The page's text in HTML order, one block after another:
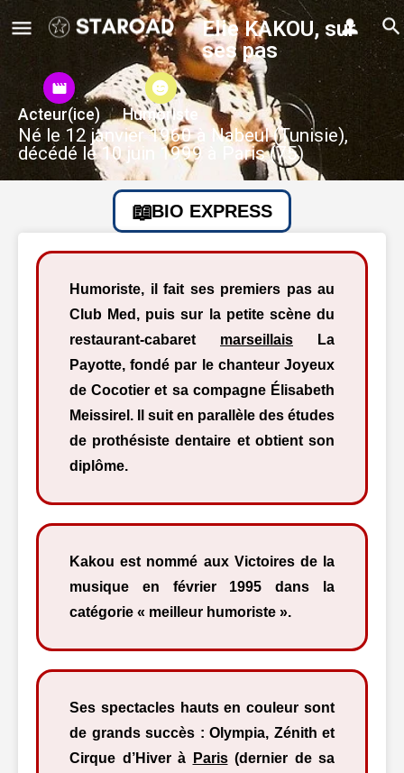
Elie KAKOU, sur
ses pas
Acteur(ice) Humoriste
Né le 12 janvier 1960 à Nabeul (Tunisie),
décédé le 10 juin 1999 à Paris (75)
BIO EXPRESS
Humoriste, il fait ses premiers pas au
Club Med, puis sur la petite scène du
restaurant-cabaret marseillais La
Payotte, fondé par le chanteur Joyeux
de Cocotier et sa compagne Élisabeth
Meissirel. Il suit en parallèle des études
de prothésiste dentaire et obtient son
diplôme.
Kakou est nommé aux Victoires de la
musique en février 1995 dans la
catégorie « meilleur humoriste ».
Ses spectacles hauts en couleur sont
de grands succès : Olympia, Zénith et
Cirque d’Hiver à
Paris(dernier de sa